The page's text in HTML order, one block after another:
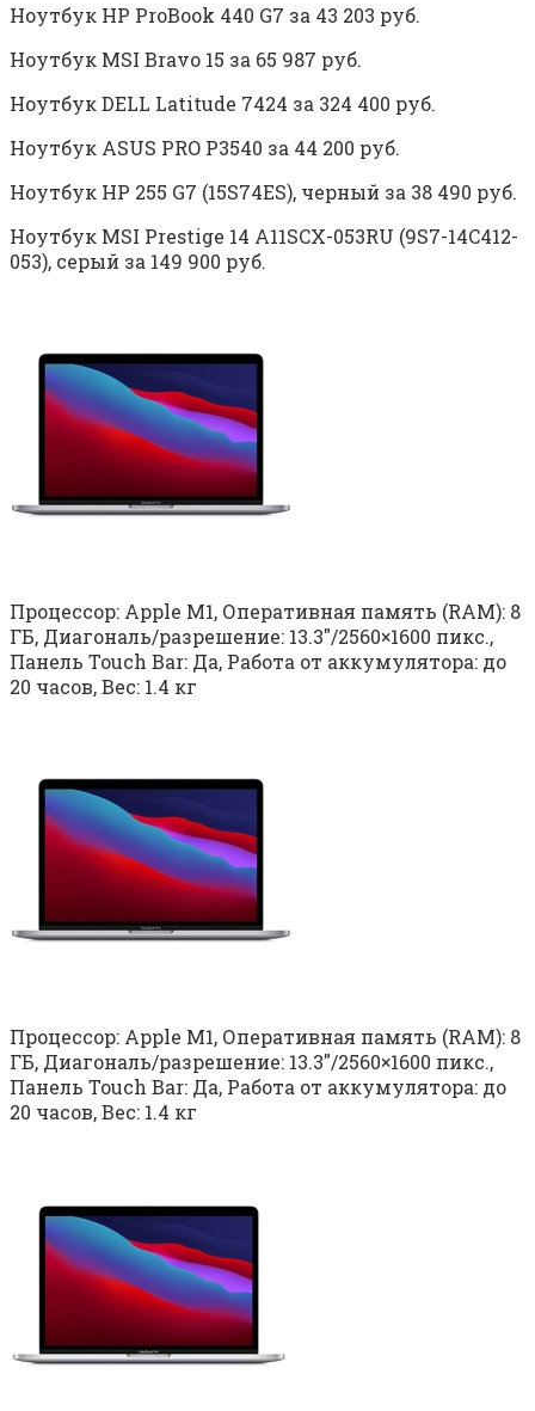
Ноутбук HP ProBook 440 G7 за 43 203 руб.
Ноутбук MSI Bravo 15 за 65 987 руб.
Ноутбук DELL Latitude 7424 за 324 400 руб.
Ноутбук ASUS PRO P3540 за 44 200 руб.
Ноутбук HP 255 G7 (15S74ES), черный за 38 490 руб.
Ноутбук MSI Prestige 14 A11SCX-053RU (9S7-14C412-
053), серый за 149 900 руб.
Процессор: Apple M1, Оперативная память (RAM): 8
ГБ, Диагональ/разрешение: 13.3″/2560×1600 пикс.,
Панель Touch Bar: Да, Работа от аккумулятора: до
20 часов, Вес: 1.4 кг
Процессор: Apple M1, Оперативная память (RAM): 8
ГБ, Диагональ/разрешение: 13.3″/2560×1600 пикс.,
Панель Touch Bar: Да, Работа от аккумулятора: до
20 часов, Вес: 1.4 кг